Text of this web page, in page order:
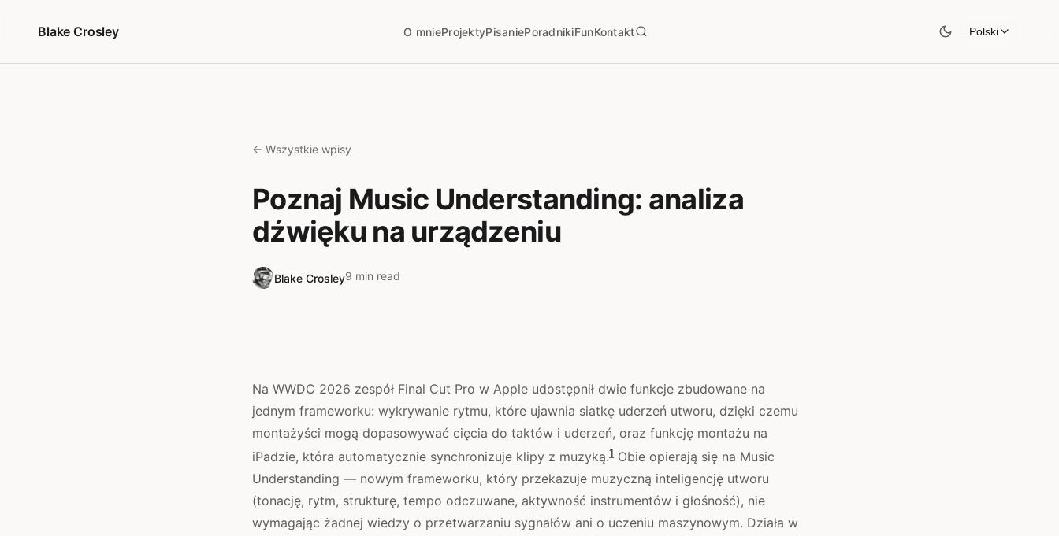
Blake Crosley
O mnieProjektyPisaniePoradnikiFunKontakt Polski
← Wszystkie wpisy
Poznaj Music Understanding: analiza
dźwięku na urządzeniu
Blake Crosley9 min read
Na WWDC 2026 zespół Final Cut Pro w Apple udostępnił dwie funkcje zbudowane na
jednym frameworku: wykrywanie rytmu, które ujawnia siatkę uderzeń utworu, dzięki czemu
montażyści mogą dopasowywać cięcia do taktów i uderzeń, oraz funkcję montażu na
iPadzie, która automatycznie synchronizuje klipy z muzyką.1 Obie opierają się na Music
Understanding — nowym frameworku, który przekazuje muzyczną inteligencję utworu
(tonację, rytm, strukturę, tempo odczuwane, aktywność instrumentów i głośność), nie
wymagając żadnej wiedzy o przetwarzaniu sygnałów ani o uczeniu maszynowym. Działa w